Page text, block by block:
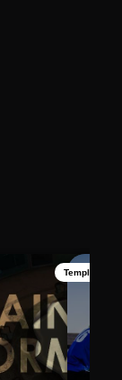
Template